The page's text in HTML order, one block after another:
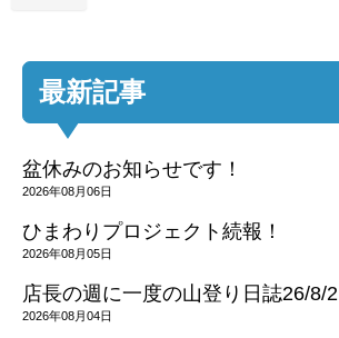
最新記事
盆休みのお知らせです！
2026年08月06日
ひまわりプロジェクト続報！
2026年08月05日
店長の週に一度の山登り日誌26/8/2
2026年08月04日